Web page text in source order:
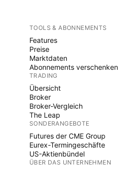
TOOLS & ABONNEMENTS
Features
Preise
Marktdaten
Abonnements verschenken
TRADING
Übersicht
Broker
Broker-Vergleich
The Leap
SONDERANGEBOTE
Futures der CME Group
Eurex-Termingeschäfte
US-Aktienbündel
ÜBER DAS UNTERNEHMEN